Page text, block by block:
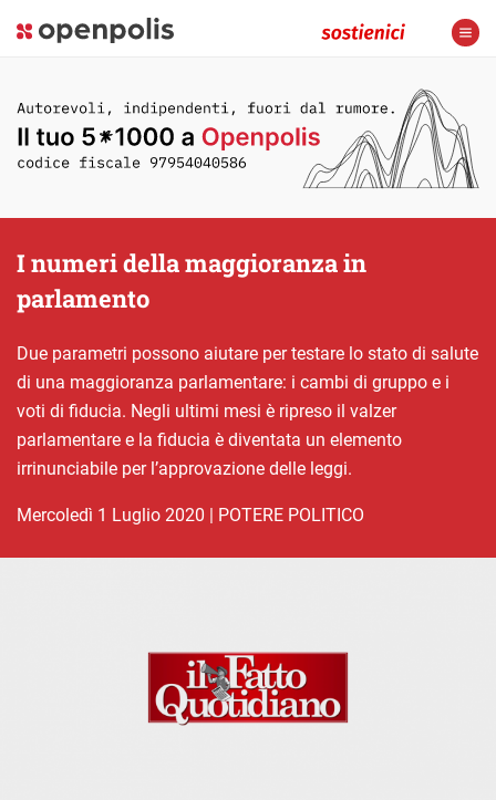
I numeri della maggioranza in
parlamento
Due parametri possono aiutare per testare lo stato di salute
di una maggioranza parlamentare: i cambi di gruppo e i
voti di fiducia. Negli ultimi mesi è ripreso il valzer
parlamentare e la fiducia è diventata un elemento
irrinunciabile per l’approvazione delle leggi.
mercoledì 1 Luglio 2020 | POTERE POLITICO